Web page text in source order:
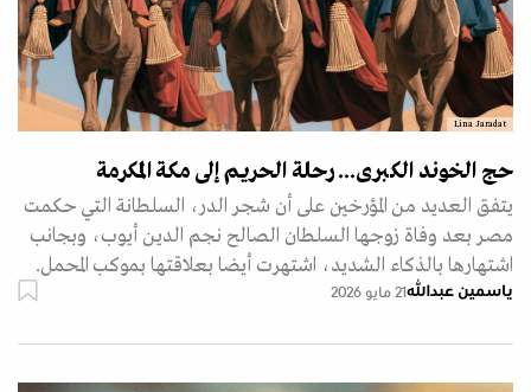
Lina Jaradat
حج الخوند الكبرى... رحلة الحريم إلى مكة المكرمة
يتفق العديد من المؤرخين على أن شجر الدر، السلطانة التي حكمت
مصر بعد وفاة زوجها السلطان الصالح نجم الدين أيوب، وبجانب
اشتهارها بالذكاء الشديد، اشتهرت أيضا بعلاقتها بموكب المحمل.
ياسمين عبدالله21 مايو 2026